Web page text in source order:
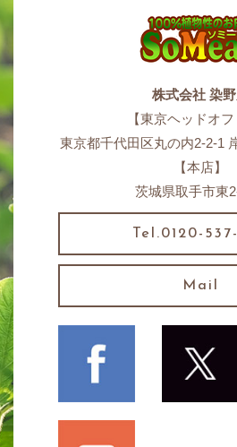
株式会社 染
【東京ヘッドオフ
東京都千代田区丸の内2-2-1
【本店】
茨城県取手市東
Tel.0120-
Mail